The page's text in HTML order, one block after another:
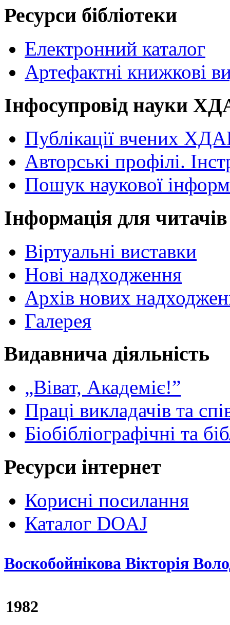
Ресурси бібліотеки
Електронний каталог
Артефактні книжкові
Інфосупровід науки
Публікації вчених
Авторські профілі.
Пошук наукової
Інформація для читачів
Віртуальні виставки
Нові надходження
Архів нових
Галерея
Видавнича діяльність
„Віват, Академіє!”
Праці викладачів та
Біобібліографічні та
Ресурси інтернет
Корисні посилання
Каталог DOAJ
Воскобойнікова Вікторія
1982